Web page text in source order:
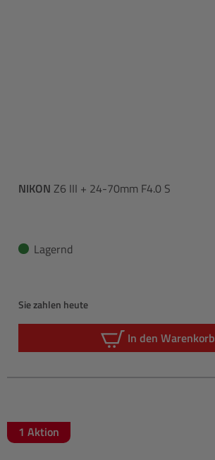
NIKON Z6 III + 24-70mm F4.0 S
Lagernd
Sie zahlen heute
In den Warenkorb
1 Aktion